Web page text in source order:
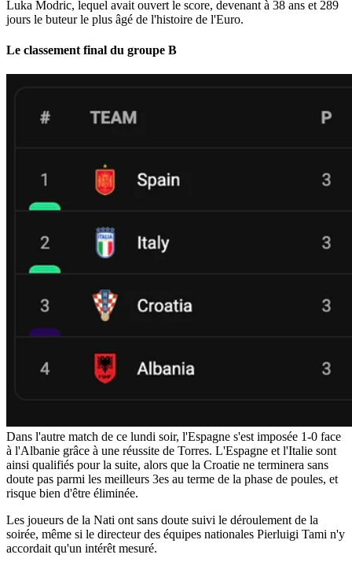
Luka Modric, lequel avait ouvert le score, devenant à 38 ans et 289
jours le buteur le plus âgé de l'histoire de l'Euro.
Le classement final du groupe B
Dans l'autre match de ce lundi soir, l'Espagne s'est imposée 1-0 face
à l'Albanie grâce à une réussite de Torres. L'Espagne et l'Italie sont
ainsi qualifiés pour la suite, alors que la Croatie ne terminera sans
doute pas parmi les meilleurs 3es au terme de la phase de poules, et
risque bien d'être éliminée.
Les joueurs de la Nati ont sans doute suivi le déroulement de la
soirée, même si le directeur des équipes nationales Pierluigi Tami n'y
accordait qu'un intérêt mesuré.